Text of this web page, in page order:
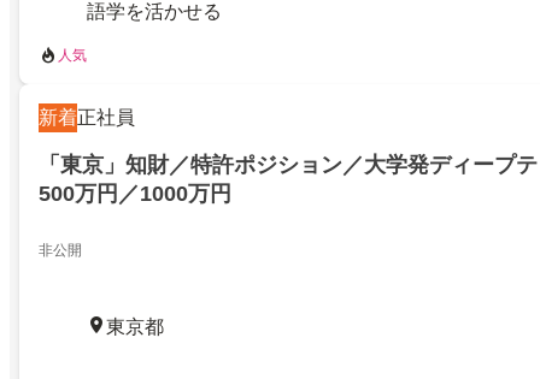
語学を活かせる
人気
新着正社員
「東京」知財／特許ポジション／大学発ディープ
500万円／1000万円
非公開
東京都